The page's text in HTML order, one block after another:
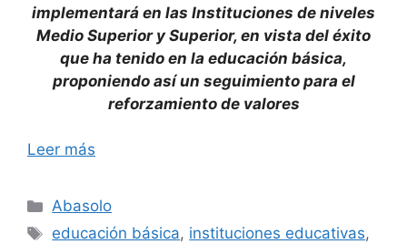
implementará en las Instituciones de niveles
Medio Superior y Superior, en vista del éxito
que ha tenido en la educación básica,
proponiendo así un seguimiento para el
reforzamiento de valores
Leer más
Categorías
Abasolo
Etiquetas
educación básica, instituciones educativas,